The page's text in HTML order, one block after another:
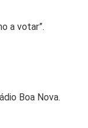
a votar”.
Boa Nova.